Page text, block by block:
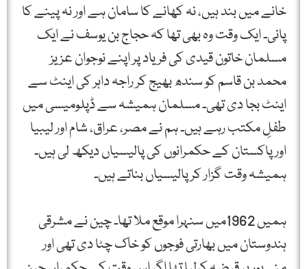
خانے میں بند ہیں، نہ کھانے کا سامان ہے اور نہ پینے کا
پانی۔ ایک وقت وہ بھی تھا کہ حجاج بن یوسف نے ایک
مسلمان خاتون قیدی کی فریاد پر اپنے نوجوان عزیز
محمد بن قاسم کو سندھ بھیج کر راجہ داہر کی اینٹ سے
اینٹ بجا دی تھی۔ مسلمان ہمیشہ سے ڈپلومیسی میں
طفلِ مکتب رہے ہیں۔ ہم نے مصر، عراق، شام اور لیبیا
اور پاکستان کے حکمرانوں کی پالیسیاں دیکھ لی ہیں۔
ہمیشہ وقت گزار کر پالیسیاں بناتے ہیں۔
ہمیں 1962میں سنہرا موقع ملا تھا۔ چین نے مشرقی
ہندوستان میں بھارتی فوجوں کو خاک چٹا دی تھی اور